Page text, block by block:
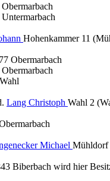
Hohenkammer 11
Obermarbach
Lang Christoph Wahl 2
Michael Mühldorf
Biberbach wird hier